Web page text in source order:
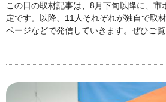
この日の取材記事は、8月下旬以降に、市
定です。以降、11人それぞれが独自で取
ページなどで発信していきます。ぜひご覧